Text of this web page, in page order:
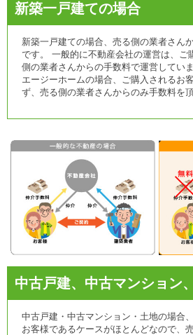
新築一戸建ての場合
新築一戸建ての場合、売る側の業者さん
です。 一般的に不動産会社の運営は、ご
側の業者さんからの手数料で運営してい
エージーホームの場合、ご購入されるお
ず、売る側の業者さんからのみ手数料を
中古戸建、中古マンション
中古戸建・中古マンション・土地の場合
お客様であるケースがほとんどなので、